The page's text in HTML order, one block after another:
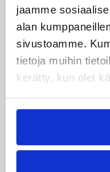
jaamme
alan
sivustoamme.
tietoja muihin
kerätty, kun olet